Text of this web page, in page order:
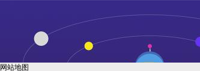
网站地图